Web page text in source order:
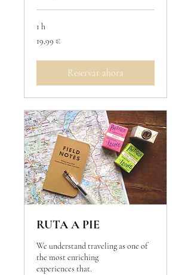
1 h
euros
19,99 €
Reservar ahora
RUTA A PIE
We understand traveling as one of
the most enriching
experiences that.